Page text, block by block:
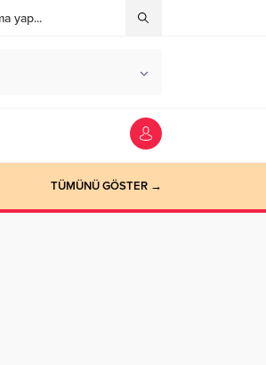
TÜMÜNÜ GÖSTER →